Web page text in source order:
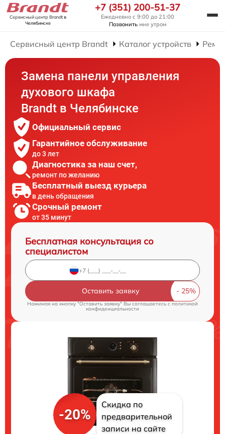
Сервисный центр Brandtв
Челябинске
+7 (351) 200-51-37
Ежедневно с 9:00 до 21:00
Позвонить мне утром
Сервисный центр Brandt Каталог устройств
Замена панели управления
духового шкафа
Brandt в Челябинске
Официальный сервис
Гарантийное обслуживание
до 3 лет
Диагностика за наш счет,
ремонт по желанию
Бесплатный выезд курьера
в день обращения
Срочный ремонт
от 35 минут
Бесплатная консультация со
специалистом
Оставить заявку
Нажимая на кнопку "Оставить заявку" Вы соглашаетесь cполитикой
конфиденциальности
-20%
Скидка по
предварительной
записи на сайте